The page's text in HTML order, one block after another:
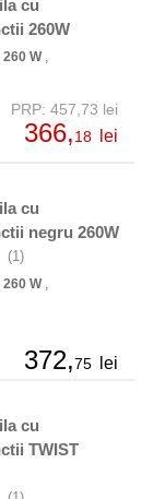
cu
260W
260 W,
PRP: 457,73 lei
366,18 lei
cu
negru 260W
(1)
260 W,
372,75 lei
cu
TWIST